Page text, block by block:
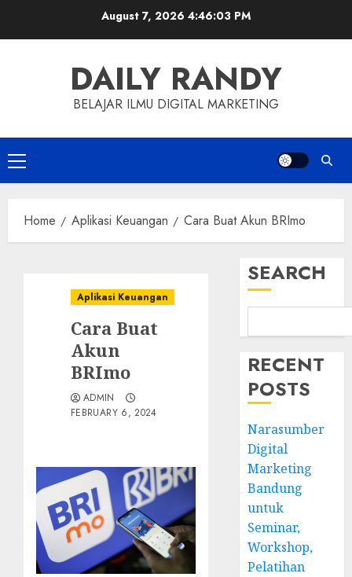
August 7, 2026 4:46:04 PM
DAILY RANDY
BELAJAR ILMU DIGITAL MARKETING
Primary
Menu
Home Aplikasi Keuangan Cara Buat Akun BRImo
Aplikasi Keuangan
Cara Buat
Akun
BRImo
ADMIN
FEBRUARY 6, 2024
SEARCH
RECENT
POSTS
Narasumber
Digital
Marketing
Bandung
untuk
Seminar,
Workshop,
Pelatihan